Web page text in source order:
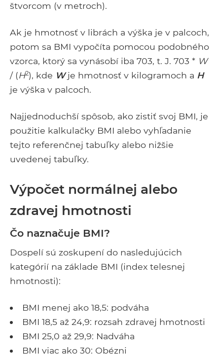
štvorcom (v metroch).
Ak je hmotnosť v librách a výška je v palcoch,
potom sa BMI vypočíta pomocou podobného
vzorca, ktorý sa vynásobí iba 703, t. J. 703 * W
/ (H2), kde Wje hmotnosť v kilogramoch a H
je výška v palcoch.
Najjednoduchší spôsob, ako zistiť svoj BMI, je
použitie kalkulačky BMI alebo vyhľadanie
tejto referenčnej tabuľky alebo nižšie
uvedenej tabuľky.
Výpočet normálnej alebo
zdravej hmotnosti
Čo naznačuje BMI?
Dospelí sú zoskupení do nasledujúcich
kategórií na základe BMI (index telesnej
hmotnosti):
BMI menej ako 18,5: podváha
BMI 18,5 až 24,9: rozsah zdravej hmotnosti
BMI 25,0 až 29,9: Nadváha
BMI viac ako 30: Obézni